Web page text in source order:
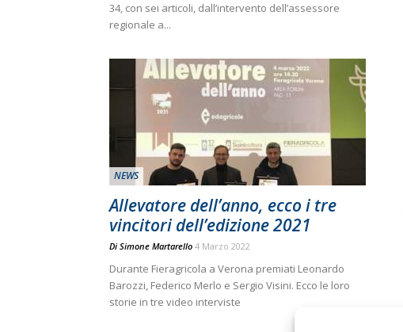
34, con sei articoli, dall’intervento dell’assessore
regionale a...
NEWS
Allevatore dell’anno, ecco i tre
vincitori dell’edizione 2021
Di Simone Martarello 4 Marzo 2022
Durante Fieragricola a Verona premiati Leonardo
Barozzi, Federico Merlo e Sergio Visini. Ecco le loro
storie in tre video interviste